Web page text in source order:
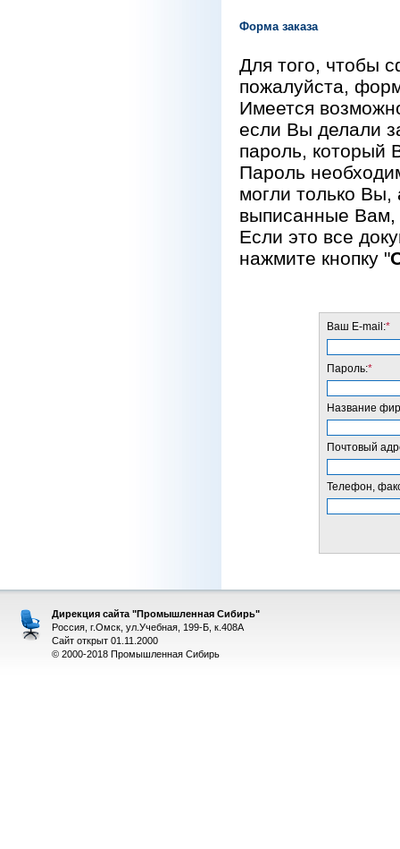
Форма заказа
Для того, чтобы
пожалуйста,
Имеется
если Вы делали
пароль, который
Пароль
могли только Вы,
выписанные Вам,
Если это все
нажмите кнопку "
Ваш E-mail:*
Пароль:*
Название
Почтовый
Телефон,
Дирекция сайта "Промышленная Сибирь"
Россия, г.Омск, ул.Учебная, 199-Б, к.408А
Сайт открыт 01.11.2000
© 2000-2018 Промышленная Сибирь